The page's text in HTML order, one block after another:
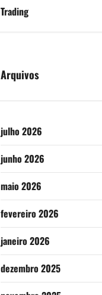
Trading
Arquivos
julho 2026
junho 2026
maio 2026
fevereiro 2026
janeiro 2026
dezembro 2025